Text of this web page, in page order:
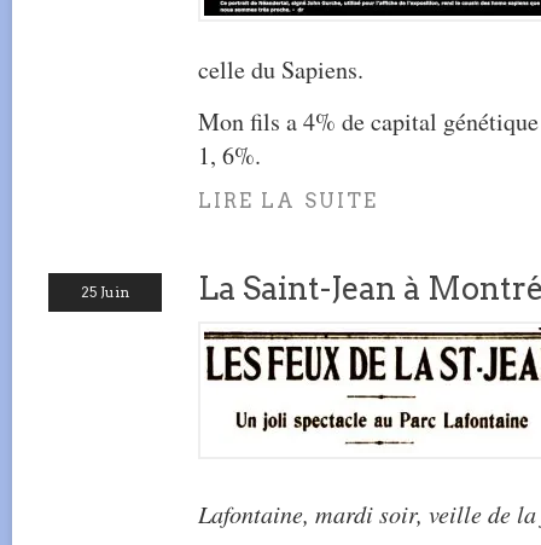
celle du Sapiens.
Mon fils a 4% de capital
1, 6%.
LIRE LA SUITE
25 Juin La Saint-Jean à
Lafontaine, mardi soir, veille de